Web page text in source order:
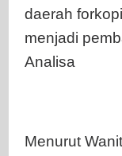
daerah
menjadi
Analisa
Menurut